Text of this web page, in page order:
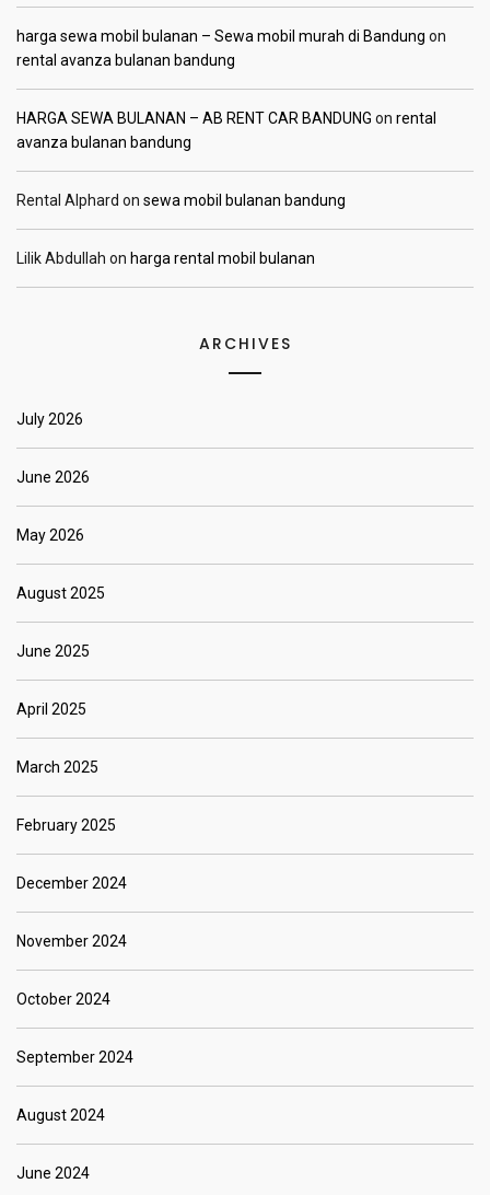
harga sewa mobil bulanan – Sewa mobil murah di Bandung on
rental avanza bulanan bandung
HARGA SEWA BULANAN – AB RENT CAR BANDUNG on rental
avanza bulanan bandung
Rental Alphard on sewa mobil bulanan bandung
Lilik Abdullah on harga rental mobil bulanan
ARCHIVES
July 2026
June 2026
May 2026
August 2025
June 2025
April 2025
March 2025
February 2025
December 2024
November 2024
October 2024
September 2024
August 2024
June 2024